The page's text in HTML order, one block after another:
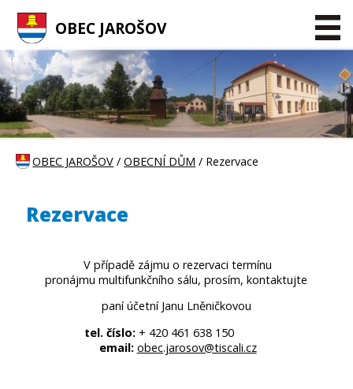
OBEC JAROŠOV
OBEC JAROŠOV /OBECNÍ DŮM / Rezervace
Rezervace
V případě zájmu o rezervaci termínu
pronájmu multifunkčního sálu, prosím, kontaktujte
paní účetní Janu Lněničkovou
tel. číslo: + 420 461 638 150
email: obec.jarosov@tiscali.cz